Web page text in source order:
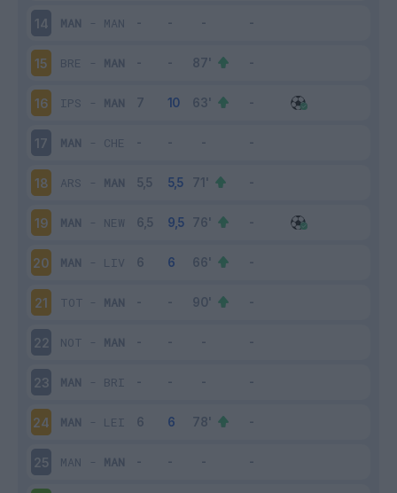
14 MAN - MAN
15 BRE - MAN
16 IPS - MAN
17 MAN - CHE
18 ARS - MAN
19 MAN - NEW
20 MAN - LIV
21 TOT - MAN
22 NOT - MAN
23 MAN - BRI
24 MAN - LEI
25 MAN - MAN